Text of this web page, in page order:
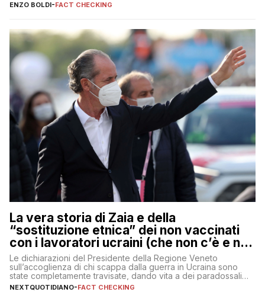
ENZO BOLDI-FACT CHECKING
La vera storia di Zaia e della
“sostituzione etnica” dei non vaccinati
con i lavoratori ucraini (che non c’è e non
ci sarà)
Le dichiarazioni del Presidente della Regione Veneto
sull’accoglienza di chi scappa dalla guerra in Ucraina sono
state completamente travisate, dando vita a dei paradossali
falsi che girano sui social
NEXTQUOTIDIANO-FACT CHECKING